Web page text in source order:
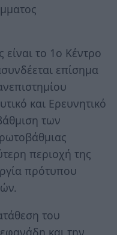
το 1ο Κέντρο
επίσημα
και Ερευνητικό
των
περιοχή της
πρότυπου
του
και την